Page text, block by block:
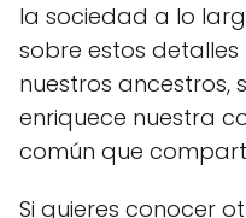
la sociedad a lo
sobre estos
nuestros ancestros,
enriquece nuestra
común que
Si quieres conocer